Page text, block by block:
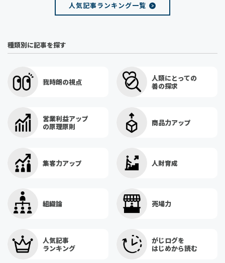
人気記事ランキング一覧
種類別に記事を探す
我時朗の視点
人類にとっての
善の探求
営業利益アップ
の原理原則
商品力アップ
集客力アップ 人財育成
組織論 売場力
人気記事
ランキング
がじログを
はじめから読む